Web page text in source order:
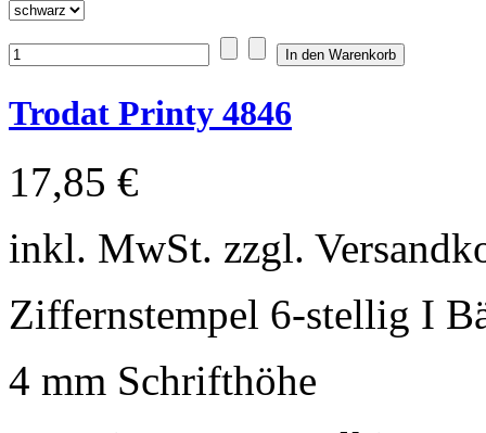
Trodat Printy 4846
17,85 €
inkl. MwSt. zzgl.
Ziffernstempel 6-stellig I
4 mm Schrifthöhe